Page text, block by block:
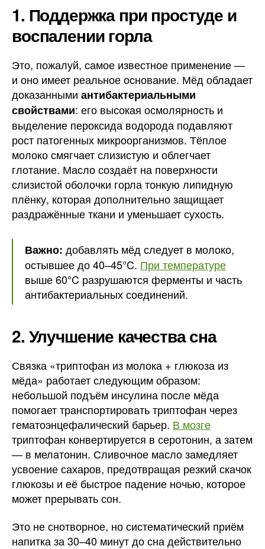
1. Поддержка при простуде и
воспалении горла
Это, пожалуй, самое известное применение —
и оно имеет реальное основание. Мёд обладает
доказанными антибактериальными
свойствами: его высокая осмолярность и
выделение пероксида водорода подавляют
рост патогенных микроорганизмов. Тёплое
молоко смягчает слизистую и облегчает
глотание. Масло создаёт на поверхности
слизистой оболочки горла тонкую липидную
плёнку, которая дополнительно защищает
раздражённые ткани и уменьшает сухость.
Важно: добавлять мёд следует в молоко,
остывшее до 40–45°C. При температуре
выше 60°C разрушаются ферменты и часть
антибактериальных соединений.
2. Улучшение качества сна
Связка «триптофан из молока + глюкоза из
мёда» работает следующим образом:
небольшой подъём инсулина после мёда
помогает транспортировать триптофан через
гематоэнцефалический барьер. В мозге
триптофан конвертируется в серотонин, а затем
— в мелатонин. Сливочное масло замедляет
усвоение сахаров, предотвращая резкий скачок
глюкозы и её быстрое падение ночью, которое
может прерывать сон.
Это не снотворное, но систематический приём
напитка за 30–40 минут до сна действительно